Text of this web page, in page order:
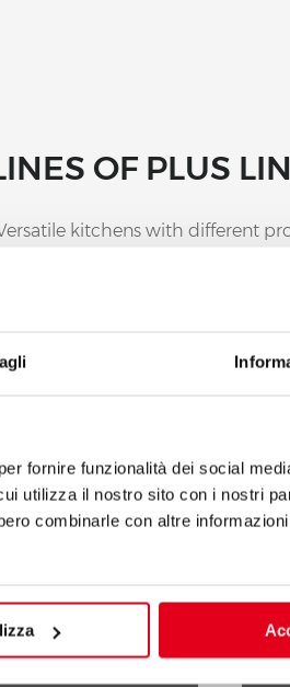
fornire funzionalità dei social
utilizza il nostro sito con i nostri
combinarle con altre
OF PLUS
kitchens with different